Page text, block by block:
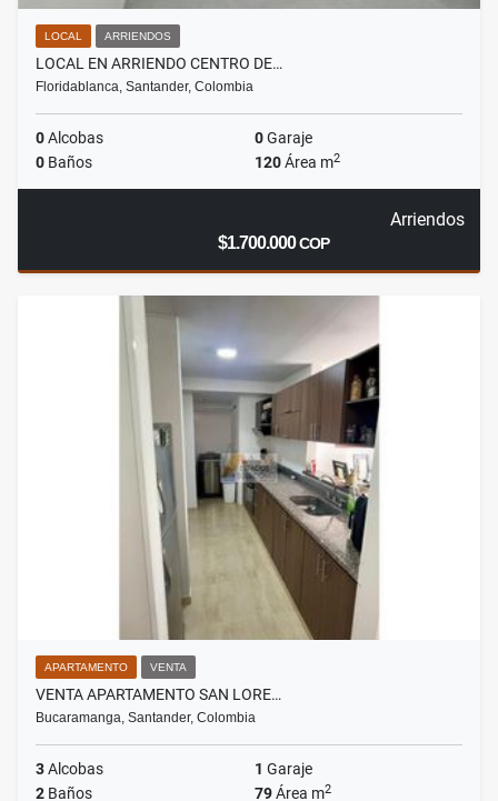
LOCAL ARRIENDOS
LOCAL EN ARRIENDO CENTRO DE…
Floridablanca, Santander, Colombia
0Alcobas 0Garaje
0 Baños 120Área m2
Arriendos
$1.700.000COP
APARTAMENTO VENTA
VENTA APARTAMENTO SAN LORE…
Bucaramanga, Santander, Colombia
3Alcobas 1 Garaje
2 Baños 79Área m2